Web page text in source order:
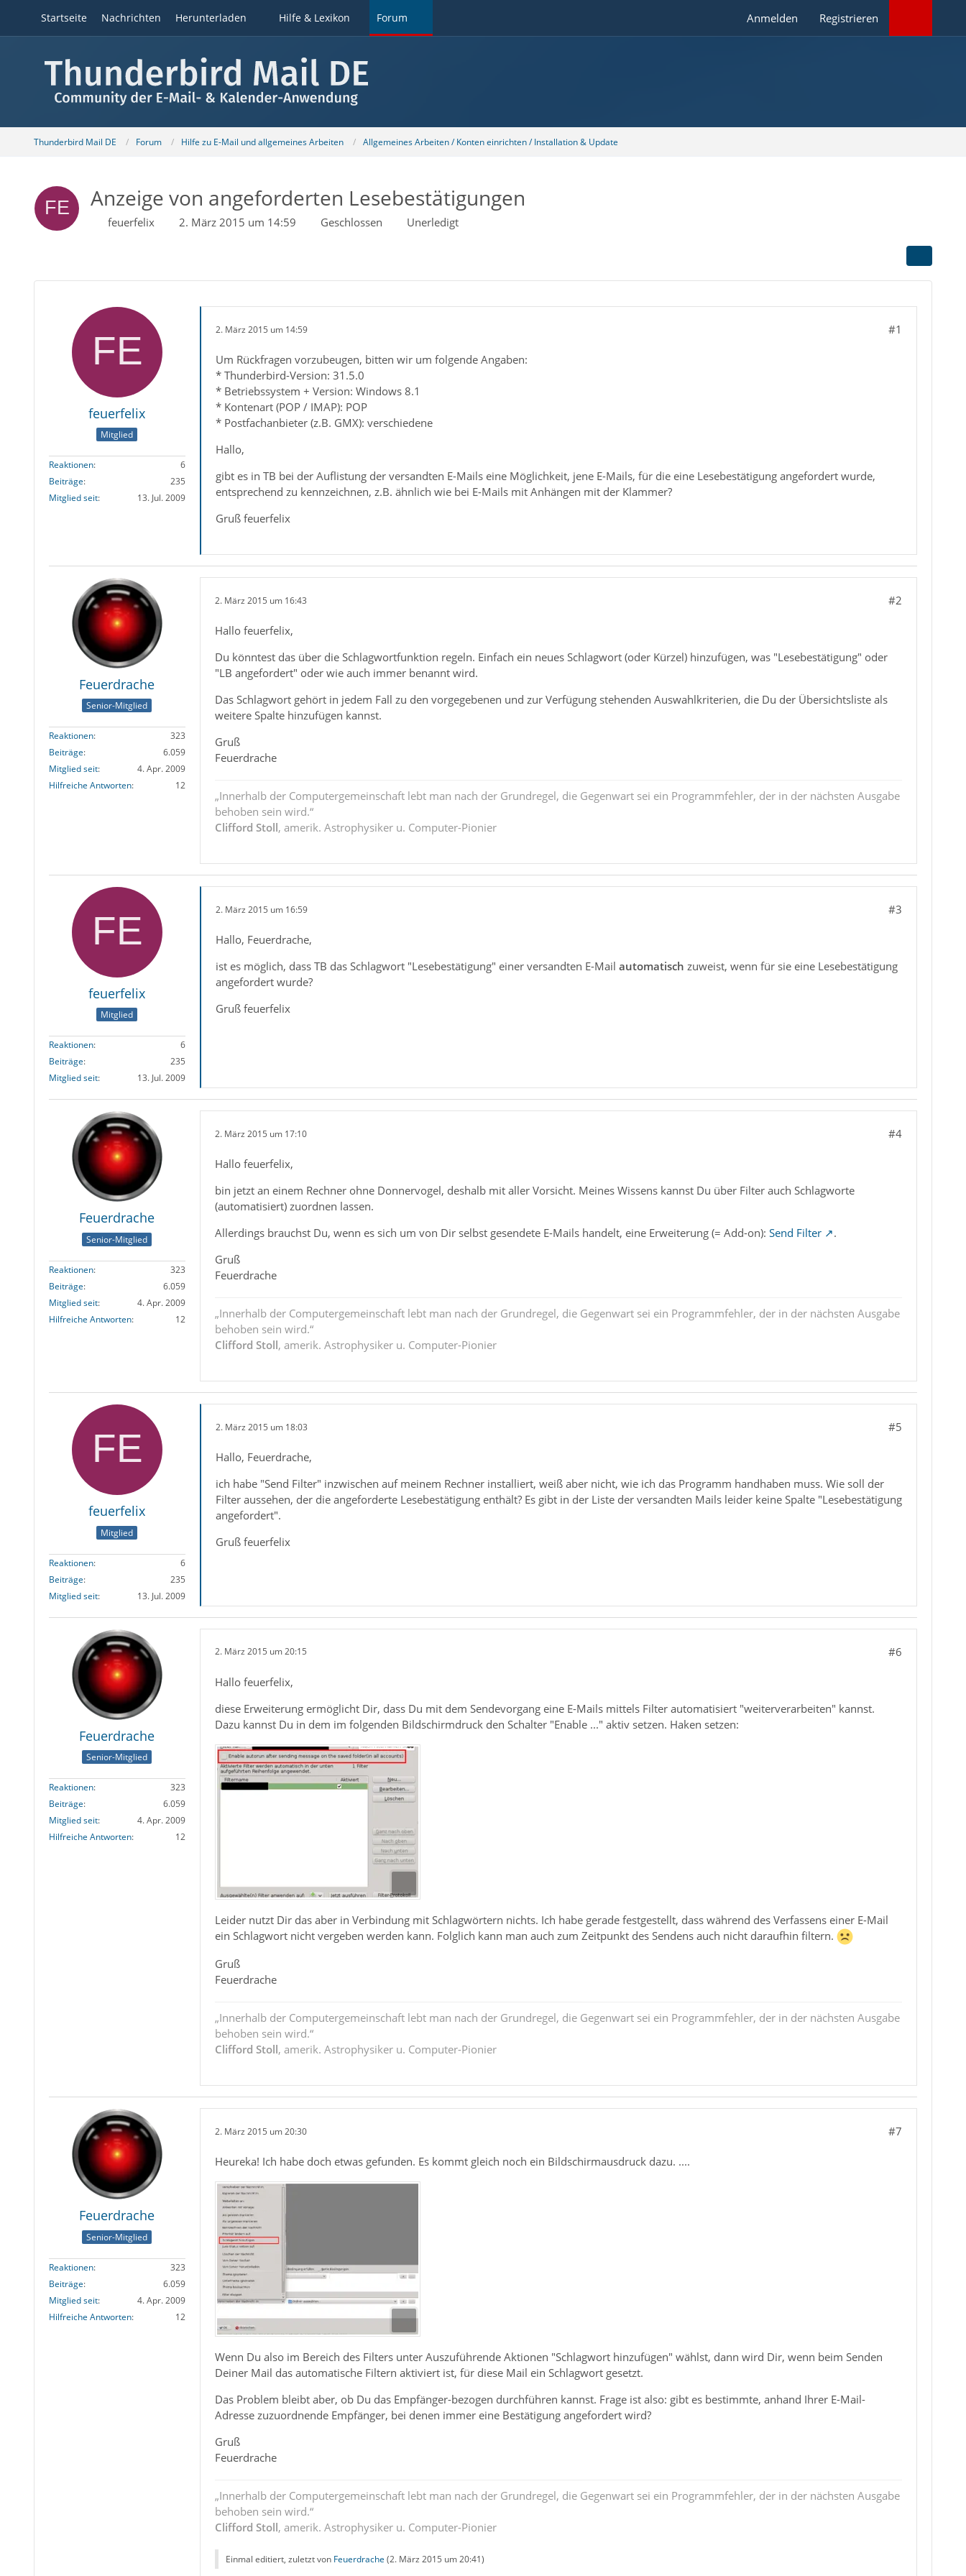
Startseite Nachrichten Herunterladen Hilfe & Lexikon Forum Anmelden Registrieren
Thunderbird Mail DE Forum Hilfe zu E-Mail und allgemeines Arbeiten Allgemeines Arbeiten / Konten einrichten / Installation & Update
Anzeige von angeforderten Lesebestätigungen
feuerfelix 2. März 2015 um 14:59 Geschlossen Unerledigt
feuerfelix
Mitglied
Reaktionen
6
Beiträge
235
Mitglied seit
13. Jul. 2009
2. März 2015 um 14:59 #1
Um Rückfragen vorzubeugen, bitten wir um folgende Angaben:
* Thunderbird-Version: 31.5.0
* Betriebssystem + Version: Windows 8.1
* Kontenart (POP / IMAP): POP
* Postfachanbieter (z.B. GMX): verschiedene
Hallo,
gibt es in TB bei der Auflistung der versandten E-Mails eine Möglichkeit, jene E-Mails, für die eine Lesebestätigung angefordert wurde,
entsprechend zu kennzeichnen, z.B. ähnlich wie bei E-Mails mit Anhängen mit der Klammer?
Gruß feuerfelix
Feuerdrache
Senior-Mitglied
Reaktionen
323
Beiträge
6.059
Mitglied seit
4. Apr. 2009
Hilfreiche Antworten
12
2. März 2015 um 16:43 #2
Hallo feuerfelix,
Du könntest das über die Schlagwortfunktion regeln. Einfach ein neues Schlagwort (oder Kürzel) hinzufügen, was "Lesebestätigung" oder
"LB angefordert" oder wie auch immer benannt wird.
Das Schlagwort gehört in jedem Fall zu den vorgegebenen und zur Verfügung stehenden Auswahlkriterien, die Du der Übersichtsliste als
weitere Spalte hinzufügen kannst.
Gruß
Feuerdrache
„Innerhalb der Computergemeinschaft lebt man nach der Grundregel, die Gegenwart sei ein Programmfehler, der in der nächsten Ausgabe
behoben sein wird.“
Clifford Stoll, amerik. Astrophysiker u. Computer-Pionier
feuerfelix
Mitglied
Reaktionen
6
Beiträge
235
Mitglied seit
13. Jul. 2009
2. März 2015 um 16:59 #3
Hallo, Feuerdrache,
ist es möglich, dass TB das Schlagwort "Lesebestätigung" einer versandten E-Mail automatisch zuweist, wenn für sie eine Lesebestätigung
angefordert wurde?
Gruß feuerfelix
Feuerdrache
Senior-Mitglied
Reaktionen
323
Beiträge
6.059
Mitglied seit
4. Apr. 2009
Hilfreiche Antworten
12
2. März 2015 um 17:10 #4
Hallo feuerfelix,
bin jetzt an einem Rechner ohne Donnervogel, deshalb mit aller Vorsicht. Meines Wissens kannst Du über Filter auch Schlagworte
(automatisiert) zuordnen lassen.
Allerdings brauchst Du, wenn es sich um von Dir selbst gesendete E-Mails handelt, eine Erweiterung (= Add-on): Send Filter
.
Gruß
Feuerdrache
„Innerhalb der Computergemeinschaft lebt man nach der Grundregel, die Gegenwart sei ein Programmfehler, der in der nächsten Ausgabe
behoben sein wird.“
Clifford Stoll, amerik. Astrophysiker u. Computer-Pionier
feuerfelix
Mitglied
Reaktionen
6
Beiträge
235
Mitglied seit
13. Jul. 2009
2. März 2015 um 18:03 #5
Hallo, Feuerdrache,
ich habe "Send Filter" inzwischen auf meinem Rechner installiert, weiß aber nicht, wie ich das Programm handhaben muss. Wie soll der
Filter aussehen, der die angeforderte Lesebestätigung enthält? Es gibt in der Liste der versandten Mails leider keine Spalte "Lesebestätigung
angefordert".
Gruß feuerfelix
Feuerdrache
Senior-Mitglied
Reaktionen
323
Beiträge
6.059
Mitglied seit
4. Apr. 2009
Hilfreiche Antworten
12
2. März 2015 um 20:15 #6
Hallo feuerfelix,
diese Erweiterung ermöglicht Dir, dass Du mit dem Sendevorgang eine E-Mails mittels Filter automatisiert "weiterverarbeiten" kannst.
Dazu kannst Du in dem im folgenden Bildschirmdruck den Schalter "Enable ..." aktiv setzen. Haken setzen:
Leider nutzt Dir das aber in Verbindung mit Schlagwörtern nichts. Ich habe gerade festgestellt, dass während des Verfassens einer E-Mail
ein Schlagwort nicht vergeben werden kann. Folglich kann man auch zum Zeitpunkt des Sendens auch nicht daraufhin filtern.
Gruß
Feuerdrache
„Innerhalb der Computergemeinschaft lebt man nach der Grundregel, die Gegenwart sei ein Programmfehler, der in der nächsten Ausgabe
behoben sein wird.“
Clifford Stoll, amerik. Astrophysiker u. Computer-Pionier
Feuerdrache
Senior-Mitglied
Reaktionen
323
Beiträge
6.059
Mitglied seit
4. Apr. 2009
Hilfreiche Antworten
12
2. März 2015 um 20:30 #7
Heureka! Ich habe doch etwas gefunden. Es kommt gleich noch ein Bildschirmausdruck dazu. ....
Wenn Du also im Bereich des Filters unter Auszuführende Aktionen "Schlagwort hinzufügen" wählst, dann wird Dir, wenn beim Senden
Deiner Mail das automatische Filtern aktiviert ist, für diese Mail ein Schlagwort gesetzt.
Das Problem bleibt aber, ob Du das Empfänger-bezogen durchführen kannst. Frage ist also: gibt es bestimmte, anhand Ihrer E-Mail-
Adresse zuzuordnende Empfänger, bei denen immer eine Bestätigung angefordert wird?
Gruß
Feuerdrache
„Innerhalb der Computergemeinschaft lebt man nach der Grundregel, die Gegenwart sei ein Programmfehler, der in der nächsten Ausgabe
behoben sein wird.“
Clifford Stoll, amerik. Astrophysiker u. Computer-Pionier
Einmal editiert, zuletzt von Feuerdrache (2. März 2015 um 20:41)